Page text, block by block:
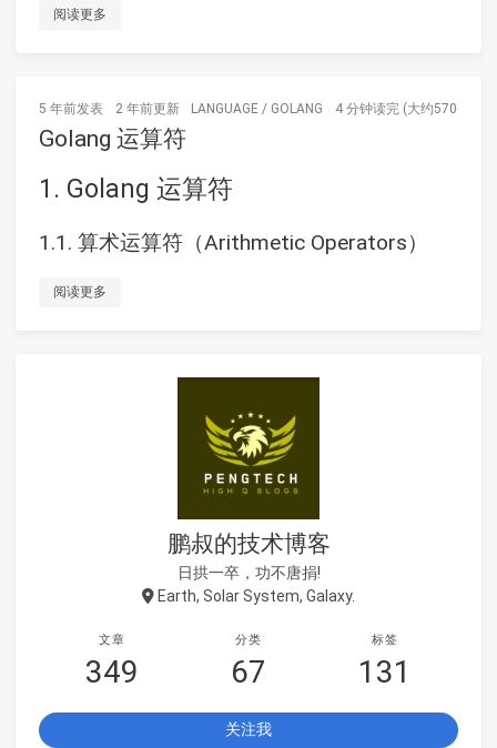
阅读更多
5 年前发表 2 年前更新 LANGUAGE / GOLANG 4 分钟读完 (大约570个字)
Golang 运算符
1. Golang 运算符
1.1. 算术运算符（Arithmetic Operators）
阅读更多
鹏叔的技术博客
日拱一卒，功不唐捐!
Earth, Solar System, Galaxy.
文章
349
分类
67
标签
131
关注我